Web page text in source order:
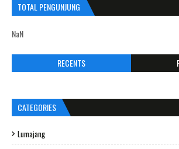
TOTAL PENGUNJUNG
NaN
RECENTS
CATEGORIES
Lumajang